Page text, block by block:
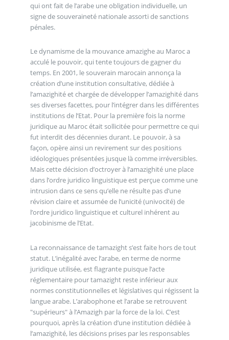
qui ont fait de l’arabe une obligation individuelle, un
signe de souveraineté nationale assorti de sanctions
pénales.
Le dynamisme de la mouvance amazighe au Maroc a
acculé le pouvoir, qui tente toujours de gagner du
temps. En 2001, le souverain marocain annonça la
création d’une institution consultative, dédiée à
l’amazighité et chargée de développer l’amazighité dans
ses diverses facettes, pour l’intégrer dans les différentes
institutions de l’Etat. Pour la première fois la norme
juridique au Maroc était sollicitée pour permettre ce qui
fut interdit des décennies durant. Le pouvoir, à sa
façon, opère ainsi un revirement sur des positions
idéologiques présentées jusque là comme irréversibles.
Mais cette décision d’octroyer à l’amazighité une place
dans l’ordre juridico linguistique est perçue comme une
intrusion dans ce sens qu’elle ne résulte pas d’une
révision claire et assumée de l’unicité (univocité) de
l’ordre juridico linguistique et culturel inhérent au
jacobinisme de l’Etat.
La reconnaissance de tamazight s’est faite hors de tout
statut. L’inégalité avec l’arabe, en terme de norme
juridique utilisée, est flagrante puisque l’acte
réglementaire pour tamazight reste inférieur aux
normes constitutionnelles et législatives qui régissent la
langue arabe. L’arabophone et l’arabe se retrouvent
"supérieurs" à l’Amazigh par la force de la loi. C’est
pourquoi, après la création d’une institution dédiée à
l’amazighité, les décisions prises par les responsables